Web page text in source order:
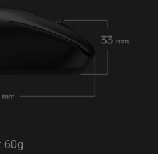
60g